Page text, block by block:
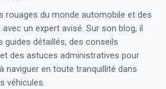
rouages du monde automobile et des
un expert avisé. Sur son blog, il
guides détaillés, des conseils
des astuces administratives pour
naviguer en toute tranquillité dans
véhicules.